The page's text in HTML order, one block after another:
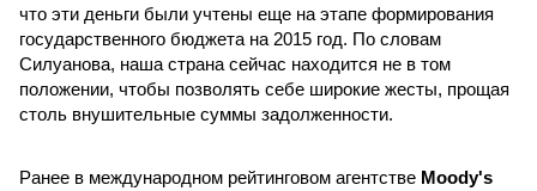
что эти деньги были учтены еще на этапе формирования
государственного бюджета на 2015 год. По словам
Силуанова, наша страна сейчас находится не в том
положении, чтобы позволять себе широкие жесты, прощая
столь внушительные суммы задолженности.
Ранее в международном рейтинговом агентстве Moody's